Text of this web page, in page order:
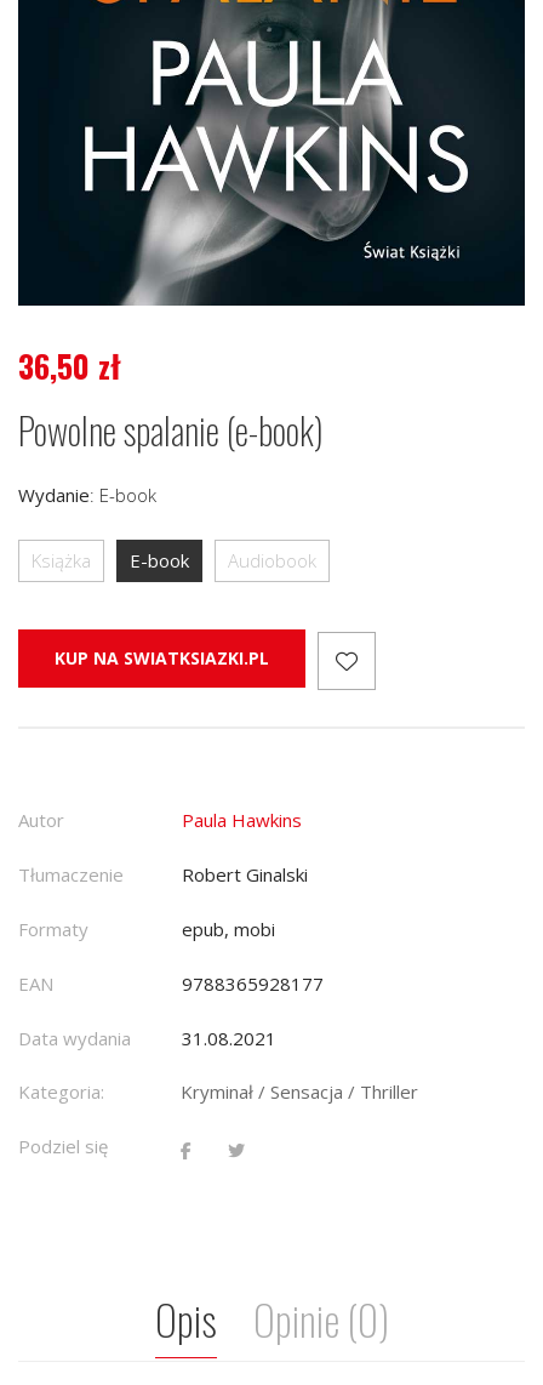
36,50 zł
Powolne spalanie (e-book)
Wydanie: E-book
Książka E-book Audiobook
KUP NA SWIATKSIAZKI.PL
Autor Paula Hawkins
Tłumaczenie Robert Ginalski
Formaty epub, mobi
EAN 9788365928177
Data wydania 31.08.2021
Kategoria: Kryminał / Sensacja / Thriller
Podziel się
Opis Opinie (0)